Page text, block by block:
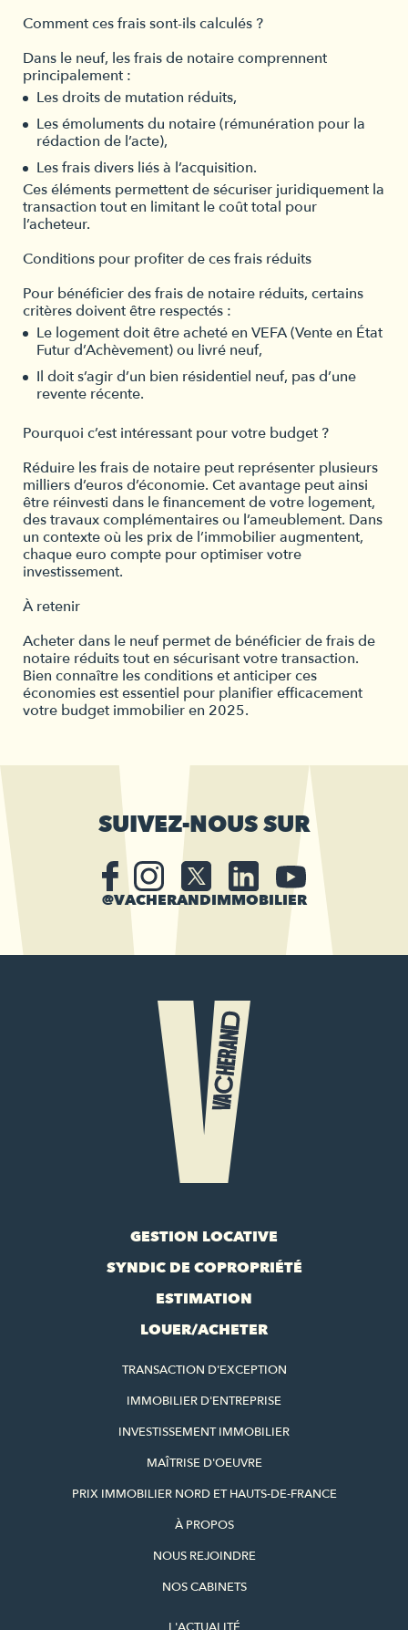
Comment ces frais sont-ils calculés ?
Dans le neuf, les frais de notaire comprennent
principalement :
Les droits de mutation réduits,
Les émoluments du notaire (rémunération pour la
rédaction de l’acte),
Les frais divers liés à l’acquisition.
Ces éléments permettent de sécuriser juridiquement la
transaction tout en limitant le coût total pour
l’acheteur.
Conditions pour profiter de ces frais réduits
Pour bénéficier des frais de notaire réduits, certains
critères doivent être respectés :
Le logement doit être acheté en VEFA (Vente en État
Futur d’Achèvement) ou livré neuf,
Il doit s’agir d’un bien résidentiel neuf, pas d’une
revente récente.
Pourquoi c’est intéressant pour votre budget ?
Réduire les frais de notaire peut représenter plusieurs
milliers d’euros d’économie. Cet avantage peut ainsi
être réinvesti dans le financement de votre logement,
des travaux complémentaires ou l’ameublement. Dans
un contexte où les prix de l’immobilier augmentent,
chaque euro compte pour optimiser votre
investissement.
À retenir
Acheter dans le neuf permet de bénéficier de frais de
notaire réduits tout en sécurisant votre transaction.
Bien connaître les conditions et anticiper ces
économies est essentiel pour planifier efficacement
votre budget immobilier en 2025.
SUIVEZ-NOUS SUR
@VACHERANDIMMOBILIER
GESTION LOCATIVE
SYNDIC DE COPROPRIÉTÉ
ESTIMATION
LOUER/ACHETER
TRANSACTION D'EXCEPTION
IMMOBILIER D'ENTREPRISE
INVESTISSEMENT IMMOBILIER
MAÎTRISE D'OEUVRE
PRIX IMMOBILIER NORD ET HAUTS-DE-FRANCE
À PROPOS
NOUS REJOINDRE
NOS CABINETS